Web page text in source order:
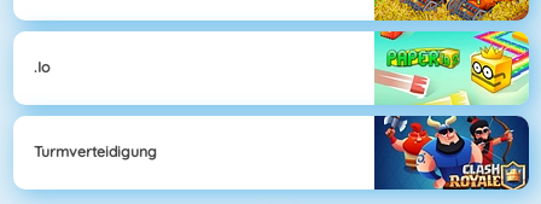
.io
Turmverteidigung